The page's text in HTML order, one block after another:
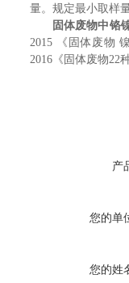
量。规定最小取样
固体废物中铬
2015
《固体废物
2016 《固体废物22
产
您的单
您的姓